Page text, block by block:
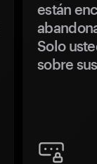
están
Solo
sobre